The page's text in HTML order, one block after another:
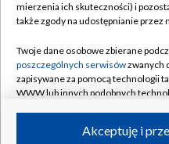
Naziemna Telewizja
Rada Programowa
System NOS
Informacje o nadawcy
Program dla prasy
mierzenia ich skuteczności) i
także zgody na udostępnianie przez
Twoje dane osobowe zbierane
poszczególnych serwisówzwanych
zapisywane za pomocą technologii
WWW lub innych podobnych
ruchu w Internecie.Akceptuję i